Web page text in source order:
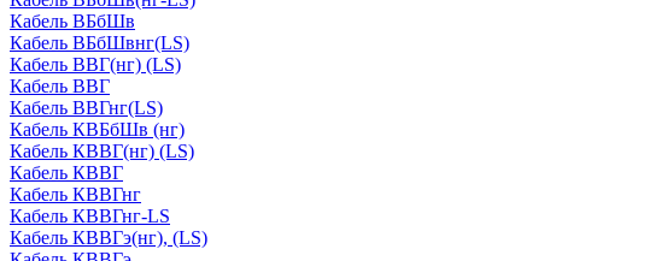
Кабель ВБбШв
Кабель ВБбШвнг(LS)
Кабель ВВГ(нг) (LS)
Кабель ВВГ
Кабель ВВГнг(LS)
Кабель КВБбШв (нг)
Кабель КВВГ(нг) (LS)
Кабель КВВГ
Кабель КВВГнг
Кабель КВВГнг-LS
Кабель КВВГэ(нг), (LS)